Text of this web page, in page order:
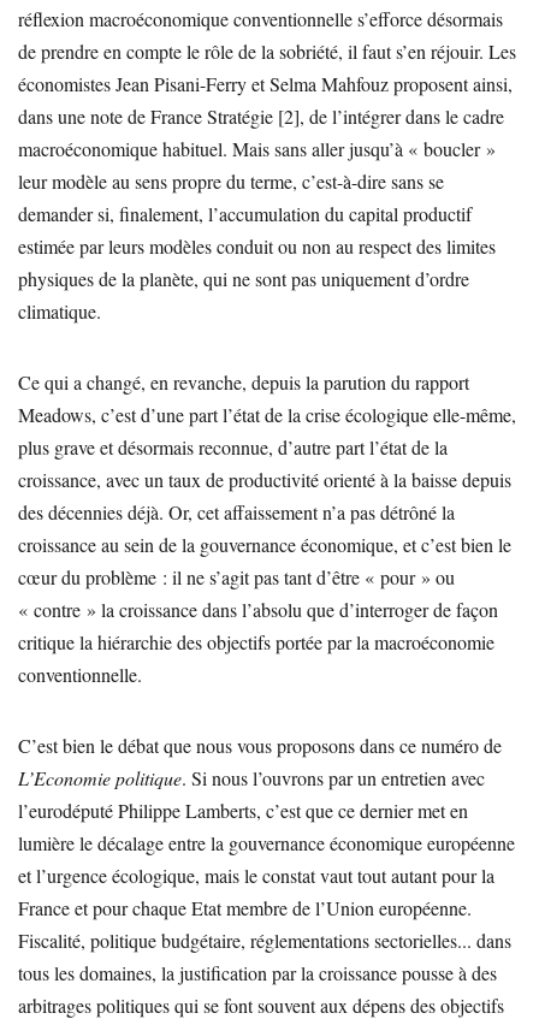
réflexion macroéconomique conventionnelle s’efforce désormais
de prendre en compte le rôle de la sobriété, il faut s’en réjouir. Les
économistes Jean Pisani-Ferry et Selma Mahfouz proposent ainsi,
dans une note de France Stratégie [2], de l’intégrer dans le cadre
macroéconomique habituel. Mais sans aller jusqu’à « boucler »
leur modèle au sens propre du terme, c’est-à-dire sans se
demander si, finalement, l’accumulation du capital productif
estimée par leurs modèles conduit ou non au respect des limites
physiques de la planète, qui ne sont pas uniquement d’ordre
climatique.
Ce qui a changé, en revanche, depuis la parution du rapport
Meadows, c’est d’une part l’état de la crise écologique elle-même,
plus grave et désormais reconnue, d’autre part l’état de la
croissance, avec un taux de productivité orienté à la baisse depuis
des décennies déjà. Or, cet affaissement n’a pas détrôné la
croissance au sein de la gouvernance économique, et c’est bien le
cœur du problème : il ne s’agit pas tant d’être « pour » ou
« contre » la croissance dans l’absolu que d’interroger de façon
critique la hiérarchie des objectifs portée par la macroéconomie
conventionnelle.
C’est bien le débat que nous vous proposons dans ce numéro de
L’Economie politique. Si nous l’ouvrons par un entretien avec
l’eurodéputé Philippe Lamberts, c’est que ce dernier met en
lumière le décalage entre la gouvernance économique européenne
et l’urgence écologique, mais le constat vaut tout autant pour la
France et pour chaque Etat membre de l’Union européenne.
Fiscalité, politique budgétaire, réglementations sectorielles... dans
tous les domaines, la justification par la croissance pousse à des
arbitrages politiques qui se font souvent aux dépens des objectifs